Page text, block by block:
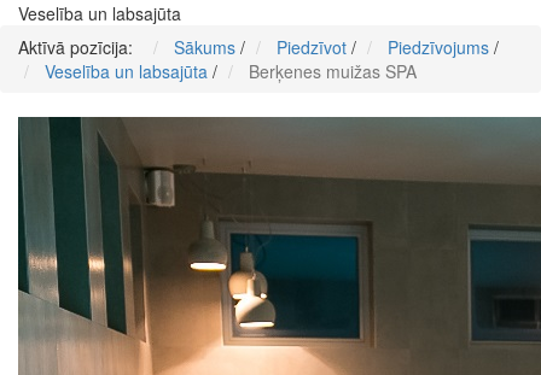
Veselība un labsajūta
Aktīvā pozīcija:
Sākums / Piedzīvot / Piedzīvojums /
Veselība un labsajūta / Berķenes muižas SPA